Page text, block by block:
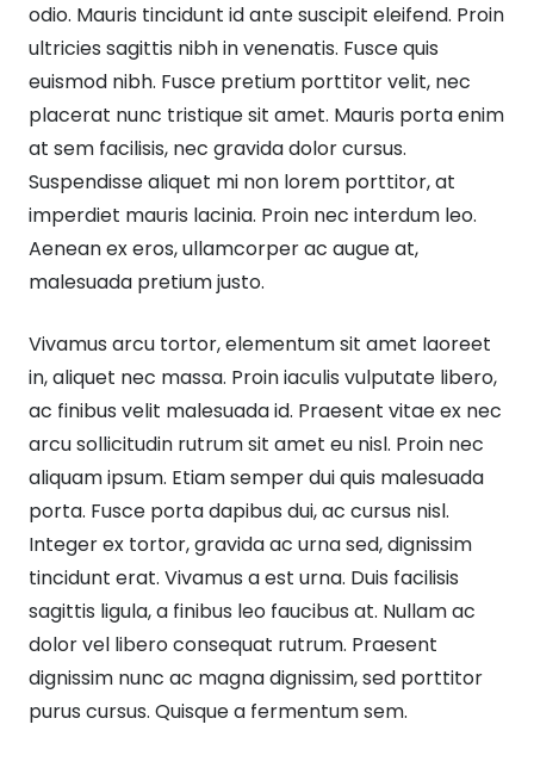
odio. Mauris tincidunt id ante suscipit eleifend. Proin
ultricies sagittis nibh in venenatis. Fusce quis
euismod nibh. Fusce pretium porttitor velit, nec
placerat nunc tristique sit amet. Mauris porta enim
at sem facilisis, nec gravida dolor cursus.
Suspendisse aliquet mi non lorem porttitor, at
imperdiet mauris lacinia. Proin nec interdum leo.
Aenean ex eros, ullamcorper ac augue at,
malesuada pretium justo.
Vivamus arcu tortor, elementum sit amet laoreet
in, aliquet nec massa. Proin iaculis vulputate libero,
ac finibus velit malesuada id. Praesent vitae ex nec
arcu sollicitudin rutrum sit amet eu nisl. Proin nec
aliquam ipsum. Etiam semper dui quis malesuada
porta. Fusce porta dapibus dui, ac cursus nisl.
Integer ex tortor, gravida ac urna sed, dignissim
tincidunt erat. Vivamus a est urna. Duis facilisis
sagittis ligula, a finibus leo faucibus at. Nullam ac
dolor vel libero consequat rutrum. Praesent
dignissim nunc ac magna dignissim, sed porttitor
purus cursus. Quisque a fermentum sem.